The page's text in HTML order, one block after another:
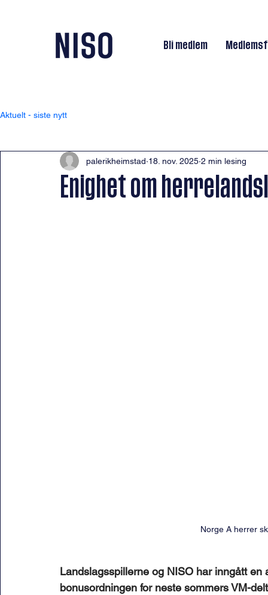
Bli medlem
Aktuelt - siste nytt
Enighet om
palerikheimstad 18. nov. 2025 2 min lesing
Norge A herrer
Landslagsspillerne og NISO har inngått
bonusordningen for neste sommers VM-